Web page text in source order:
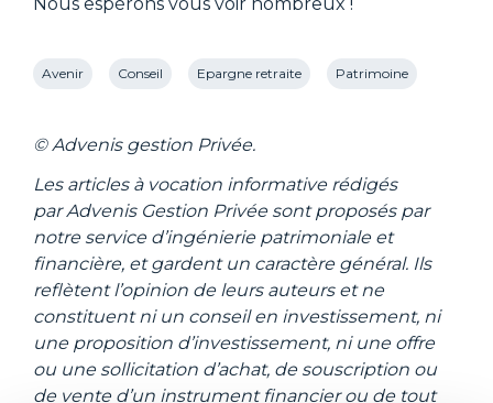
Avenir Conseil Epargne retraite Patrimoine
© Advenis gestion Privée.
Les articles à vocation informative rédigés
par Advenis Gestion Privée sont proposés par
notre service d’ingénierie patrimoniale et
financière, et gardent un caractère général. Ils
reflètent l’opinion de leurs auteurs et ne
constituent ni un conseil en investissement, ni
une proposition d’investissement, ni une offre
ou une sollicitation d’achat, de souscription ou
de vente d’un instrument financier ou de tout